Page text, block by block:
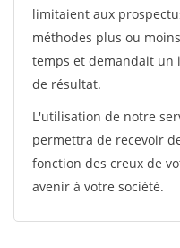
limitaient aux
méthodes plus ou
temps et demandait un
de résultat.
L'utilisation de notre
permettra de recevoir
fonction des creux de
avenir à votre société.